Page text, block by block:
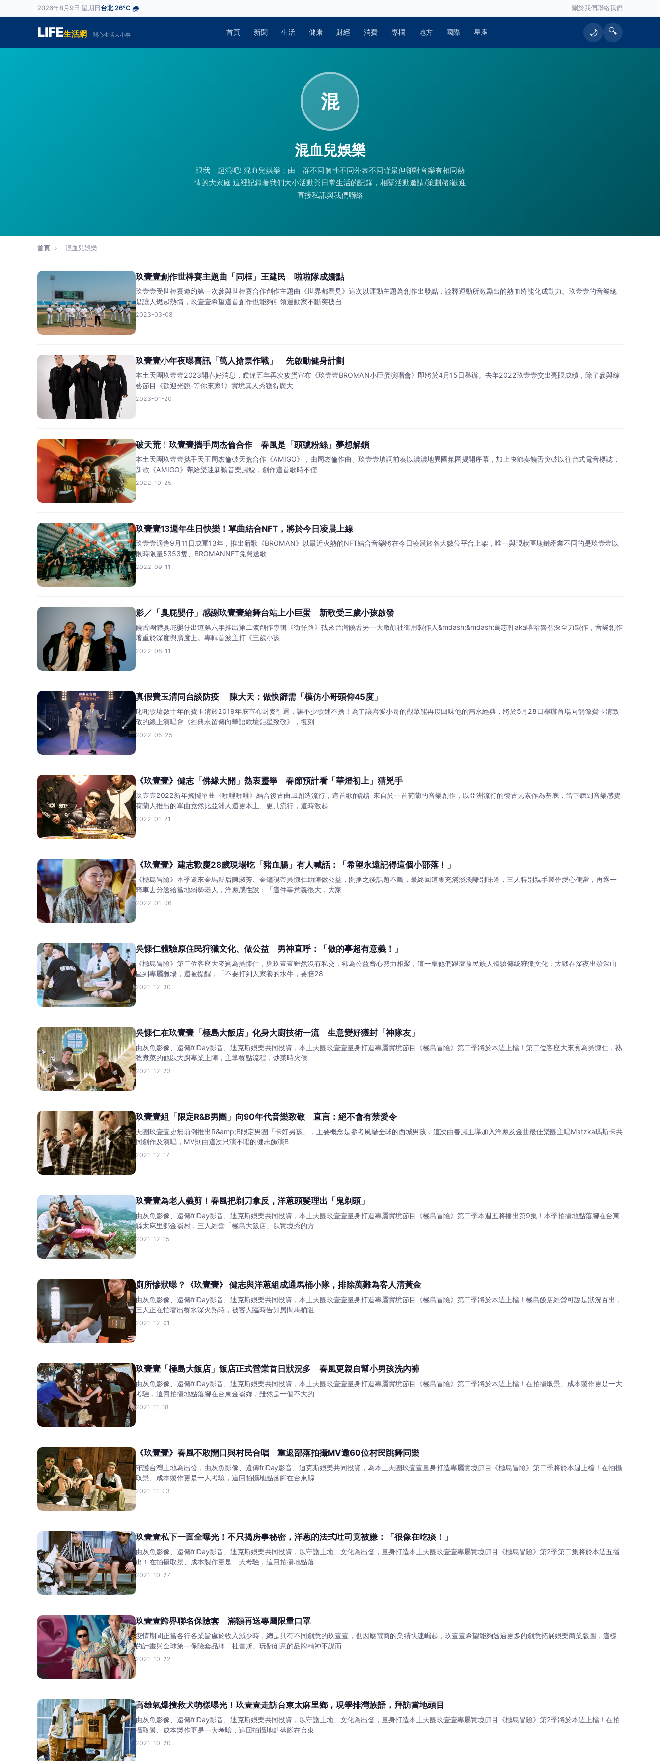
2026年8月9日 星期日 台北 26°C 🌧️ 關於我們聯絡我們
LIFE生活網 關心生活大小事 首頁 新聞 生活 健康 財經 消費 專欄 地方 國際 星座 🌙 🔍
混
混血兒娛樂
跟我一起混吧! 混血兒娛樂：由一群不同個性不同外表不同背景但卻對音樂有相同熱
情的大家庭 這裡記錄著我們大小活動與日常生活的記錄，相關活動邀請/策劃/都歡迎
直接私訊與我們聯絡
首頁 › 混血兒娛樂
玖壹壹創作世棒賽主題曲「同框」王建民 啦啦隊成嬌點
玖壹壹受世棒賽邀約第一次參與世棒賽合作創作主題曲《世界都看見》這次以運動主題為創作出發點，詮釋運動所激勵出的熱血將能化成動力。玖壹壹的音樂總
是讓人燃起熱情，玖壹壹希望這首創作也能夠引領運動家不斷突破自
2023-03-08
玖壹壹小年夜曝喜訊「萬人搶票作戰」 先啟動健身計劃
本土天團玖壹壹2023開春好消息，睽違五年再次攻蛋宣布《玖壹壹BROMAN小巨蛋演唱會》即將於4月15日舉辦。去年2022玖壹壹交出亮眼成績，除了參與綜
藝節目《歡迎光臨-等你來家1》實境真人秀獲得廣大
2023-01-20
破天荒！玖壹壹攜手周杰倫合作 春風是「頭號粉絲」夢想解鎖
本土天團玖壹壹攜手天王周杰倫破天荒合作《AMIGO》，由周杰倫作曲、玖壹壹填詞前奏以濃濃地異國氛圍揭開序幕，加上快節奏饒舌突破以往台式電音標誌，
新歌《AMIGO》帶給樂迷新穎音樂風貌，創作這首歌時不僅
2022-10-25
玖壹壹13週年生日快樂！單曲結合NFT，將於今日凌晨上線
玖壹壹適逢9月11日成軍13年，推出新歌《BROMAN》以最近火熱的NFT結合音樂將在今日凌晨於各大數位平台上架，唯一與現狀區塊鏈產業不同的是玖壹壹以
限時限量5353隻、BROMANNFT免費送歌
2022-09-11
影／「臭屁嬰仔」感謝玖壹壹給舞台站上小巨蛋 新歌受三歲小孩啟發
饒舌團體臭屁嬰仔出道第六年推出第二號創作專輯《街仔路》找來台灣饒舌另一大廠顏社御用製作人&mdash;&mdash;萬志軒aka嘻哈魯智深全力製作，音樂創作
著重於深度與廣度上。專輯首波主打《三歲小孩
2022-08-11
真假費玉清同台談防疫 陳大天：做快篩需「模仿小哥頭仰45度」
叱吒歌壇數十年的費玉清於2019年底宣布封麥引退，讓不少歌迷不捨！為了讓喜愛小哥的觀眾能再度回味他的雋永經典，將於5月28日舉辦首場向偶像費玉清致
敬的線上演唱會《經典永留傳向華語歌壇鉅星致敬》，復刻
2022-05-25
《玖壹壹》健志「佛緣大開」熱衷靈學 春節預計看「華燈初上」猜兇手
玖壹壹2022新年搖擺單曲《啪哩啪哩》結合復古曲風創造流行，這首歌的設計來自於一首荷蘭的音樂創作，以亞洲流行的復古元素作為基底，當下聽到音樂感覺
荷蘭人推出的單曲竟然比亞洲人還更本土、更具流行，這時激起
2022-01-21
《玖壹壹》建志歡慶28歲現場吃「豬血腸」有人喊話：「希望永遠記得這個小部落！」
《極島冒險》本季邀來金馬影后陳淑芳、金鐘視帝吳慷仁助陣做公益，開播之後話題不斷，最終回這集充滿淡淡離別味道，三人特別親手製作愛心便當，再逐一
騎車去分送給當地弱勢老人，洋蔥感性說：「這件事意義很大，大家
2022-01-06
吳慷仁體驗原住民狩獵文化、做公益 男神直呼：「做的事超有意義！」
《極島冒險》第二位客座大來賓為吳慷仁，與玖壹壹雖然沒有私交，卻為公益齊心努力相聚，這一集他們跟著原民族人體驗傳統狩獵文化，大夥在深夜出發深山
區到專屬獵場，還被提醒，「不要打到人家養的水牛，要賠28
2021-12-30
吳慷仁在玖壹壹「極島大飯店」化身大廚技術一流 生意變好獲封「神隊友」
由灰魚影像、遠傳friDay影音、迪克斯娛樂共同投資，本土天團玖壹壹量身打造專屬實境節目《極島冒險》第二季將於本週上檔！第二位客座大來賓為吳慷仁，熟
稔煮菜的他以大廚專業上陣，主掌餐點流程，炒菜時火候
2021-12-23
玖壹壹組「限定R&B男團」向90年代音樂致敬 直言：絕不會有禁愛令
天團玖壹壹史無前例推出R&amp;B限定男團「卡好男孩」，主要概念是參考風靡全球的西城男孩，這次由春風主導加入洋蔥及金曲最佳樂團主唱Matzka瑪斯卡共
同創作及演唱，MV則由這次只演不唱的健志飾演B
2021-12-17
玖壹壹為老人義剪！春風把剃刀拿反，洋蔥頭髮理出「鬼剃頭」
由灰魚影像、遠傳friDay影音、迪克斯娛樂共同投資，本土天團玖壹壹量身打造專屬實境節目《極島冒險》第二季本週五將播出第9集！本季拍攝地點落腳在台東
縣太麻里鄉金崙村，三人經營「極島大飯店」以實境秀的方
2021-12-15
廁所慘狀曝？《玖壹壹》 健志與洋蔥組成通馬桶小隊，排除萬難為客人清黃金
由灰魚影像、遠傳friDay影音、迪克斯娛樂共同投資，本土天團玖壹壹量身打造專屬實境節目《極島冒險》第二季將於本週上檔！極島飯店經營可說是狀況百出，
三人正在忙著出餐水深火熱時，被客人臨時告知房間馬桶阻
2021-12-01
玖壹壹「極島大飯店」飯店正式營業首日狀況多 春風更親自幫小男孩洗內褲
由灰魚影像、遠傳friDay影音、迪克斯娛樂共同投資，本土天團玖壹壹量身打造專屬實境節目《極島冒險》第二季將於本週上檔！在拍攝取景、成本製作更是一大
考驗，這回拍攝地點落腳在台東金崙鄉，雖然是一個不大的
2021-11-18
《玖壹壹》春風不敢開口與村民合唱 重返部落拍攝MV邀60位村民跳舞同樂
守護台灣土地為出發，由灰魚影像、遠傳friDay影音、迪克斯娛樂共同投資，為本土天團玖壹壹量身打造專屬實境節目《極島冒險》第二季將於本週上檔！在拍攝
取景、成本製作更是一大考驗，這回拍攝地點落腳在台東縣
2021-11-03
玖壹壹私下一面全曝光！不只揭房事秘密，洋蔥的法式吐司竟被嫌：「很像在吃痰！」
由灰魚影像、遠傳friDay影音、迪克斯娛樂共同投資，以守護土地、文化為出發，量身打造本土天團玖壹壹專屬實境節目《極島冒險》第2季第二集將於本週五播
出！在拍攝取景、成本製作更是一大考驗，這回拍攝地點落
2021-10-27
玖壹壹跨界聯名保險套 滿額再送專屬限量口罩
疫情期間正當各行各業皆處於收入減少時，總是具有不同創意的玖壹壹，也因應電商的業績快速崛起，玖壹壹希望能夠透過更多的創意拓展娛樂商業版圖，這樣
的計畫與全球第一保險套品牌「杜蕾斯」玩翻創意的品牌精神不謀而
2021-10-22
高雄氣爆搜救犬萌樣曝光！玖壹壹走訪台東太麻里鄉，現學排灣族語，拜訪當地頭目
由灰魚影像、遠傳friDay影音、迪克斯娛樂共同投資，以守護土地、文化為出發，量身打造本土天團玖壹壹專屬實境節目《極島冒險》第2季將於本週上檔！在拍
攝取景、成本製作更是一大考驗，這回拍攝地點落腳在台東
2021-10-20